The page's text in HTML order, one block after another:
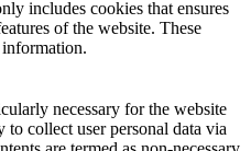
includes cookies that ensures
of the website. These
necessary for the website
collect user personal data via